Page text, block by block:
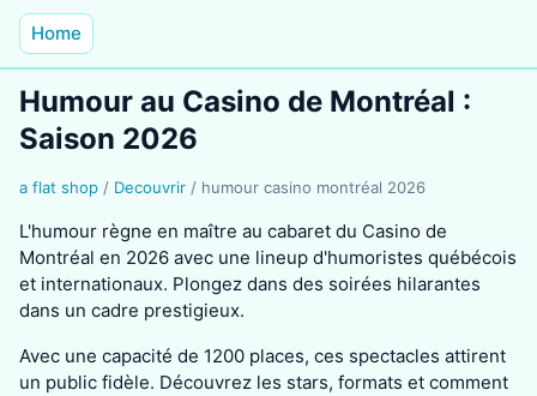
Home
Humour au Casino de Montréal :
Saison 2026
a flat shop / Decouvrir / humour casino montréal 2026
L'humour règne en maître au cabaret du Casino de
Montréal en 2026 avec une lineup d'humoristes québécois
et internationaux. Plongez dans des soirées hilarantes
dans un cadre prestigieux.
Avec une capacité de 1200 places, ces spectacles attirent
un public fidèle. Découvrez les stars, formats et comment